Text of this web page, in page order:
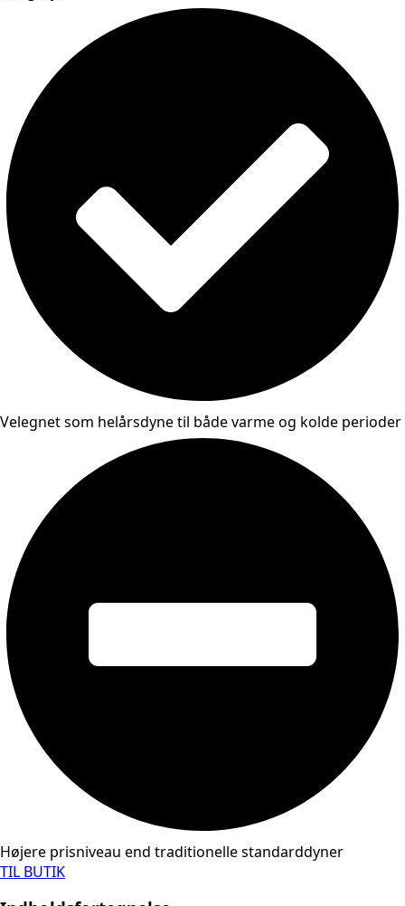
Velegnet som helårsdyne til både varme og kolde perioder
Højere prisniveau end traditionelle standarddyner
TIL BUTIK